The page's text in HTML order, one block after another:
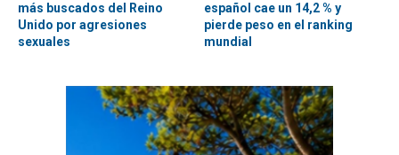
más buscados del Reino
Unido por agresiones
sexuales
español cae un 14,2 % y
pierde peso en el ranking
mundial